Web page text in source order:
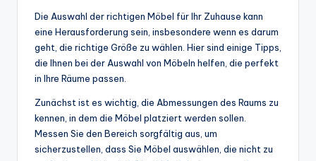
Die Auswahl der richtigen Möbel für Ihr Zuhause kann
eine Herausforderung sein, insbesondere wenn es darum
geht, die richtige Größe zu wählen. Hier sind einige Tipps,
die Ihnen bei der Auswahl von Möbeln helfen, die perfekt
in Ihre Räume passen.
Zunächst ist es wichtig, die Abmessungen des Raums zu
kennen, in dem die Möbel platziert werden sollen.
Messen Sie den Bereich sorgfältig aus, um
sicherzustellen, dass Sie Möbel auswählen, die nicht zu